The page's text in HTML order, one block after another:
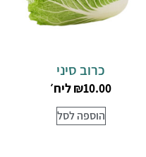
כרוב סיני
₪10.00 ליח׳
הוספה לסל